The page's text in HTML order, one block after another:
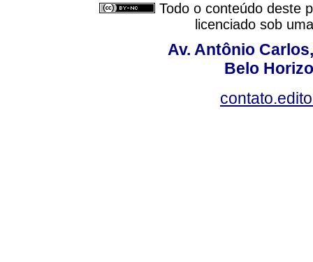
Todo o conteúdo deste
licenciado sob
Av. Antônio
Belo